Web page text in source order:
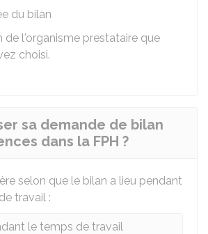
du bilan
de l'organisme prestataire que
choisi.
sa demande de bilan
dans la FPH ?
selon que le bilan a lieu pendant
travail :
le temps de travail